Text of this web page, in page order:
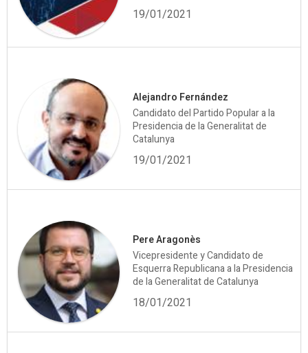
19/01/2021
Alejandro Fernández
Candidato del Partido Popular a la
Presidencia de la Generalitat de
Catalunya
19/01/2021
Pere Aragonès
Vicepresidente y Candidato de
Esquerra Republicana a la Presidencia
de la Generalitat de Catalunya
18/01/2021